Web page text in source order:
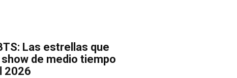
Las estrellas que
de medio tiempo
2026